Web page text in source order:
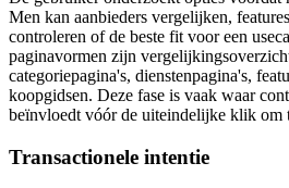
Men kan aanbieders vergelijken,
controleren of de beste fit voor een
paginavormen zijn
categoriepagina's, dienstenpagina's,
koopgidsen. Deze fase is vaak waar
beïnvloedt vóór de uiteindelijke klik om
Transactionele intentie